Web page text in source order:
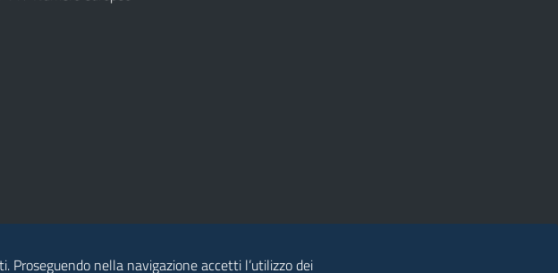
Proseguendo nella navigazione accetti l’utilizzo dei